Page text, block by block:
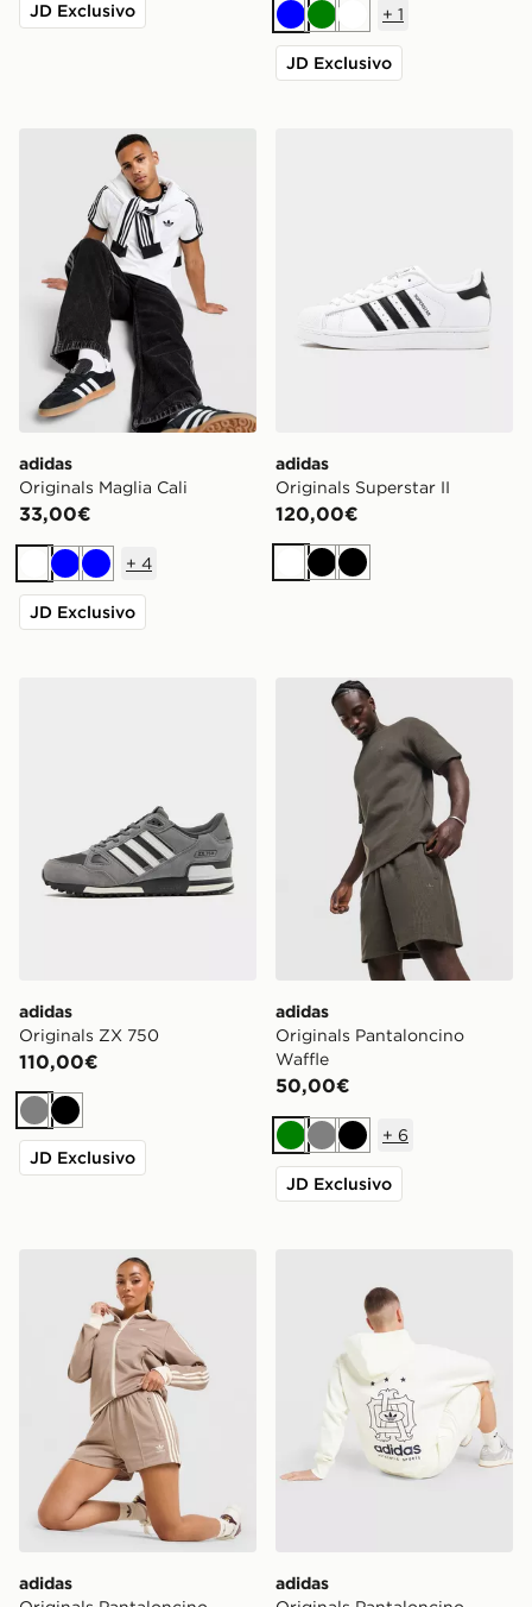
JD Exclusivo
BluVerdeBianco
+ 1
JD Exclusivo
adidas Originals Maglia Cali
adidas
Originals Maglia Cali
33,00€
Bianco
BluBlu
+ 4
JD Exclusivo
adidas
Originals Superstar II
120,00€
Bianco
NeroNero
adidas
Originals ZX 750
110,00€
Grigio
Nero
JD Exclusivo
adidas Originals
adidas
Originals Pantaloncino
Waffle
50,00€
VerdeGrigioNero
+ 6
JD Exclusivo
adidas Originals Pantaloncino Classic
adidas
adidas